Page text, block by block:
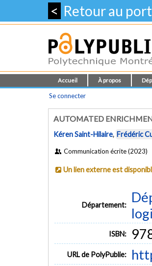
< Retour au
Accueil À propos
Se connecter
AUTOMATED
Kéren Saint-Hilaire, Frédéric
Communication écrite (2023)
Un lien externe est
Département:
ISBN:
URL de PolyPublie: